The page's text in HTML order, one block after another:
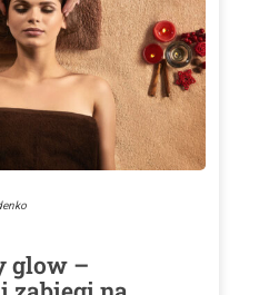
glow –